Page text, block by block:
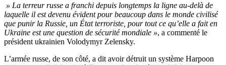
» La terreur russe a franchi depuis longtemps la ligne au-delà de
laquelle il est devenu évident pour beaucoup dans le monde civilisé
que punir la Russie, un État terroriste, pour tout ce qu’elle a fait en
Ukraine est une question de sécurité mondiale », a commenté le
président ukrainien Volodymyr Zelensky.
L’armée russe, de son côté, a dit avoir détruit un système Harpoon